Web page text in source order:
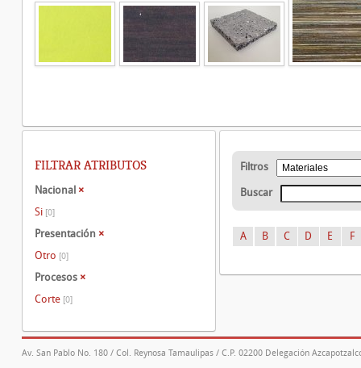
Filtros
Buscar
A B C D E F
FILTRAR ATRIBUTOS
Nacional ×
Si [0]
Presentación ×
Otro [0]
Procesos ×
Corte [0]
Av. San Pablo No. 180 / Col. Reynosa Tamaulipas / C.P. 02200 Delegación